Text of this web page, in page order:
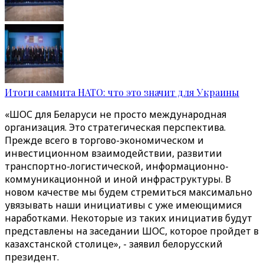
Итоги саммита НАТО: что это значит для Украины
«ШОС для Беларуси не просто международная
организация. Это стратегическая перспектива.
Прежде всего в торгово-экономическом и
инвестиционном взаимодействии, развитии
транспортно-логистической, информационно-
коммуникационной и иной инфраструктуры. В
новом качестве мы будем стремиться максимально
увязывать наши инициативы с уже имеющимися
наработками. Некоторые из таких инициатив будут
представлены на заседании ШОС, которое пройдет в
казахстанской столице», - заявил белорусский
президент.